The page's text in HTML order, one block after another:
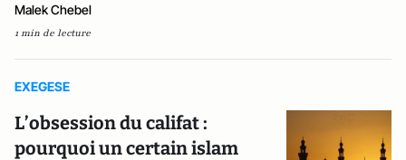
Malek Chebel
1 min de lecture
EXEGESE
L’obsession du califat :
pourquoi un certain islam